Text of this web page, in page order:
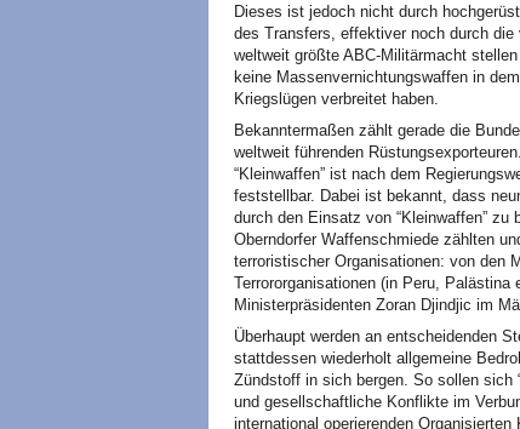
Dieses ist jedoch nicht durch
des Transfers, effektiver noch durch
weltweit größte ABC-Militärmacht
keine Massenvernichtungswaffen in
Kriegslügen verbreitet haben.
Bekanntermaßen zählt gerade die
weltweit führenden
“Kleinwaffen” ist nach dem
feststellbar. Dabei ist bekannt, dass
durch den Einsatz von “Kleinwaffen”
Oberndorfer Waffenschmiede zählten
terroristischer Organisationen: von den
Terrororganisationen (in Peru,
Ministerpräsidenten Zoran Djindjic im
Überhaupt werden an entscheidenden
stattdessen wiederholt allgemeine
Zündstoff in sich bergen. So sollen
und gesellschaftliche Konflikte im
international operierenden